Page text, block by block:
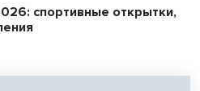
спортивные открытки,